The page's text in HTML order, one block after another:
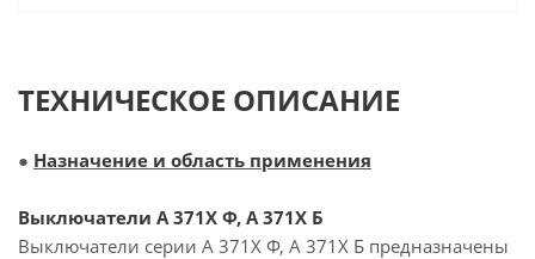
ТЕХНИЧЕСКОЕ ОПИСАНИЕ
● Назначение и область применения
Выключатели А 371Х Ф, А 371Х Б
Выключатели серии А 371Х Ф, А 371Х Б предназначены